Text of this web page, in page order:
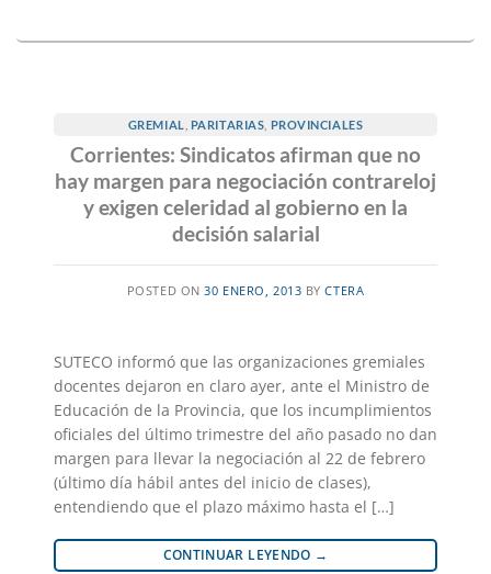
GREMIAL PARITARIAS PROVINCIALES
Corrientes: Sindicatos afirman que no
hay margen para negociación contrareloj
y exigen celeridad al gobierno en la
decisión salarial
POSTED ON30 ENERO, 2013 BYCTERA
SUTECO informó que las organizaciones gremiales
docentes dejaron en claro ayer, ante el Ministro de
Educación de la Provincia, que los incumplimientos
oficiales del último trimestre del año pasado no dan
margen para llevar la negociación al 22 de febrero
(último día hábil antes del inicio de clases),
entendiendo que el plazo máximo hasta el […]
CONTINUAR LEYENDO →